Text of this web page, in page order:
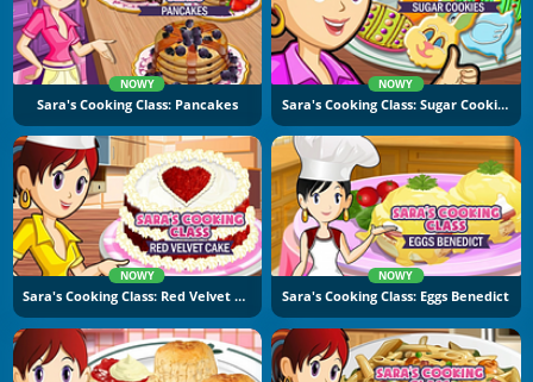
NOWY
Sara's Cooking Class: Pancakes
NOWY
Sara's Cooking Class: Sugar Cookies
NOWY
Sara's Cooking Class: Red Velvet Cake
NOWY
Sara's Cooking Class: Eggs Benedict